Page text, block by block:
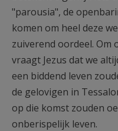
"parousia", de
komen om heel deze
zuiverend oordeel. Om
vraagt Jezus dat we
een biddend leven
de gelovigen in
op die komst zouden
onberispelijk leven.